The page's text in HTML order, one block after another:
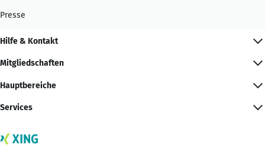
Presse
Hilfe & Kontakt
Mitgliedschaften
Hauptbereiche
Services